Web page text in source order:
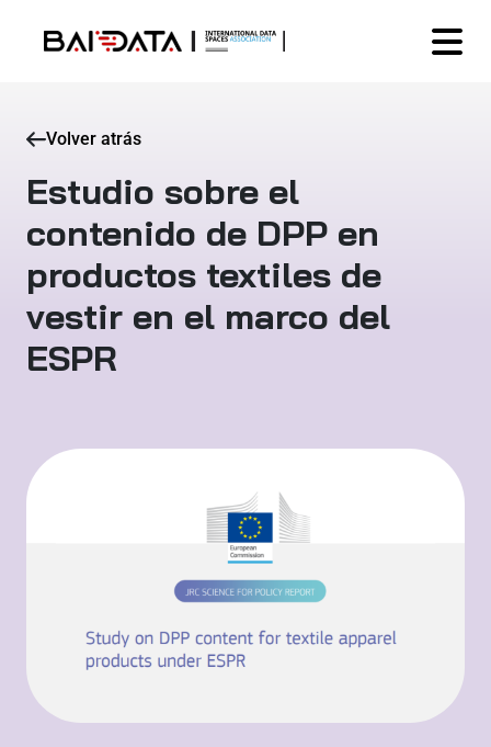
Volver atrás
Estudio sobre el
contenido de DPP en
productos textiles de
vestir en el marco del
ESPR